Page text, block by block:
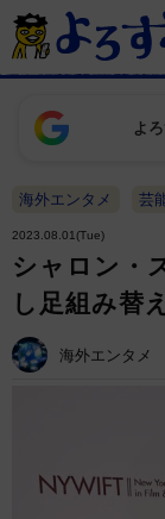
よ
海外エンタメ 芸
2023.08.01(Tue)
シャロン・
し足組み替
海外エンタメ